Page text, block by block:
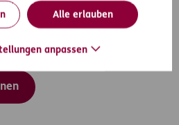
Alle erlauben
anpassen
Versicherungsschutz gedeckt.